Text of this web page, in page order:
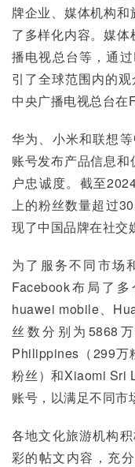
牌企业、媒体机构
了多样化内容。媒
播电视总台等，通
引了全球范围内的
中央广播电视总台在
华为、小米和联想
账号发布产品信息
户忠诚度。截至
上的粉丝数量超过
现了中国品牌在社交
为了服务不同市场
Facebook布局了
huawei mobile、
丝数分别为5868
Philippines（299万
粉丝）和Xiaomi Sri
账号，以满足不同市
各地文化旅游机构
彩的帖文内容，充